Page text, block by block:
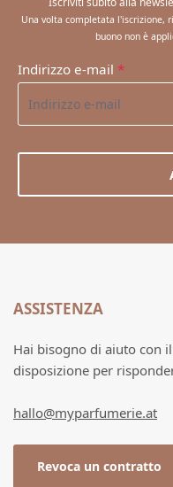
Una volta completata l'iscrizione,
buono non è
Indirizzo e-mail *
ASSISTENZA
Hai bisogno di aiuto con
disposizione per
hallo@myparfumerie.at
Revoca un contratto